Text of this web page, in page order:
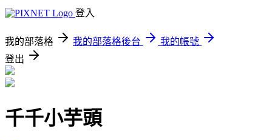
登入
我的部落格 我的部落格後台
我的帳號
登出
千千小芋頭